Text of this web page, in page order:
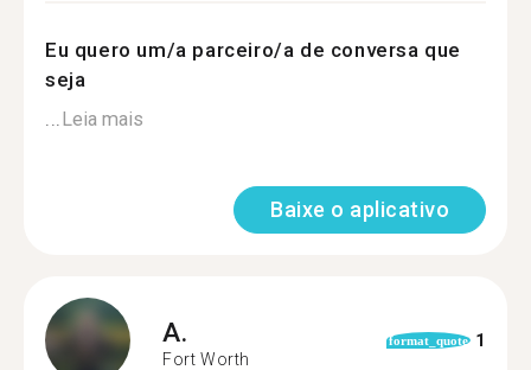
Eu quero um/a parceiro/a de conversa que
seja
...Leia mais
Baixe o aplicativo
A.
Fort Worth
format_quote 1